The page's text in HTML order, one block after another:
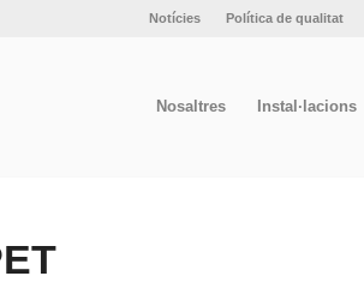
Notícies Política de qualitat
Nosaltres Instal·lacions